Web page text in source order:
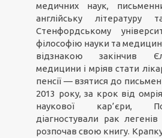
медичних наук,
англійську літературу
Стенфордському
філософію науки та
відзнакою закінчив
медицини і мріяв стати
пенсії — взятися до
2013 року, за крок від
наукової кар’єри,
діагностували рак легенів
розпочав свою книгу.